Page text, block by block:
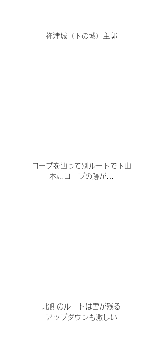
祢津城（下の城）主郭
ロープを辿って別ルートで下山
木にロープの跡が…
北側のルートは雪が残る
アップダウンも激しい